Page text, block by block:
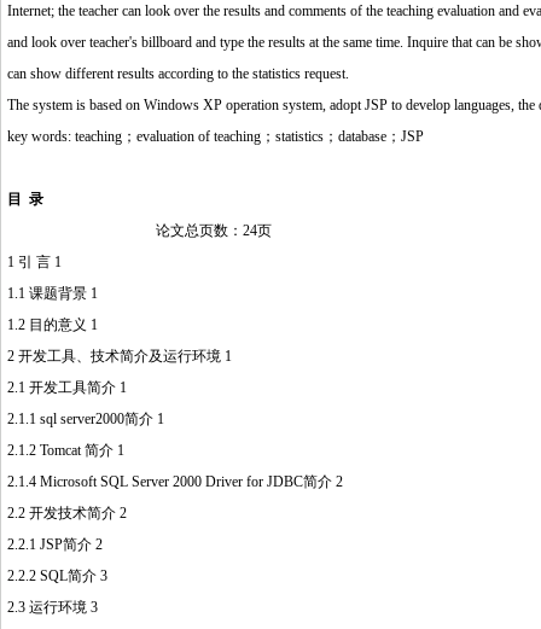
Internet; the teacher can look over the results and comments of the teaching evaluation and
and look over teacher's billboard and type the results at the same time. Inquire that can be
can show different results according to the statistics request.
The system is based on Windows XP operation system, adopt JSP to develop languages,
key words: teaching；evaluation of teaching；statistics；database；JSP
目 录
论文总页数：24页
1 引 言 1
1.1 课题背景 1
1.2 目的意义 1
2 开发工具、技术简介及运行环境 1
2.1 开发工具简介 1
2.1.1 sql server2000简介 1
2.1.2 Tomcat 简介 1
2.1.4 Microsoft SQL Server 2000 Driver for JDBC简介 2
2.2 开发技术简介 2
2.2.1 JSP简介 2
2.2.2 SQL简介 3
2.3 运行环境 3